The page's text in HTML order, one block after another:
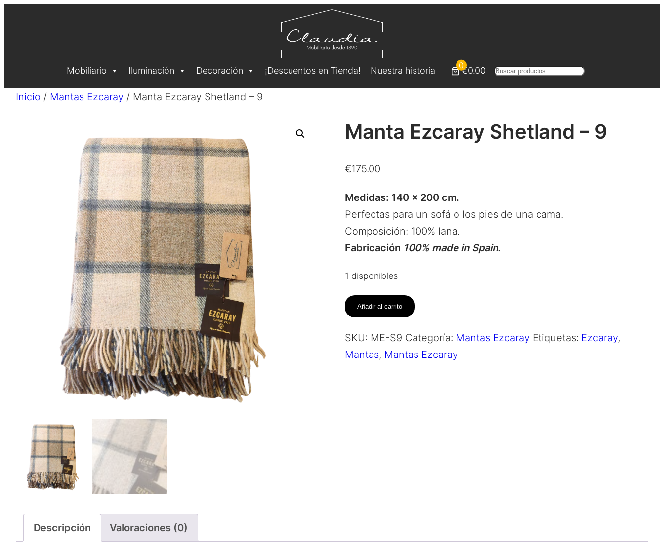
Mobiliario Iluminación Decoración ¡Descuentos en Tienda! Nuestra historia
0
€0.00
Buscar
Inicio / Mantas Ezcaray / Manta Ezcaray Shetland – 9
Manta Ezcaray Shetland – 9
€175.00
Medidas: 140 x 200 cm.
Perfectas para un sofá o los pies de una cama.
Composición: 100% lana.
Fabricación 100% made in Spain.
1 disponibles
Manta
Ezcaray
Shetland
–
Añadir al carrito
SKU: ME-S9 Categoría: Mantas Ezcaray Etiquetas: Ezcaray,
Mantas, Mantas Ezcaray
Descripción Valoraciones (0)